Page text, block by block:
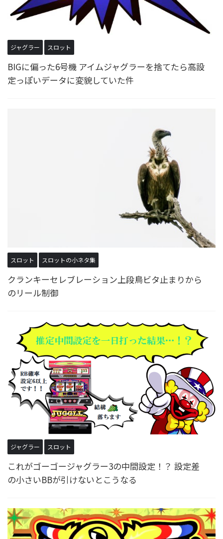
ジャグラー スロット
BIGに偏った6号機 アイムジャグラーを捨てたら高設
定っぽいデータに変貌していた件
スロット スロットの小ネタ集
クランキーセレブレーション上段鳥ビタ止まりから
のリール制御
ジャグラー スロット
これがゴーゴージャグラー3の中間設定！？ 設定差
の小さいBBが引けないとこうなる